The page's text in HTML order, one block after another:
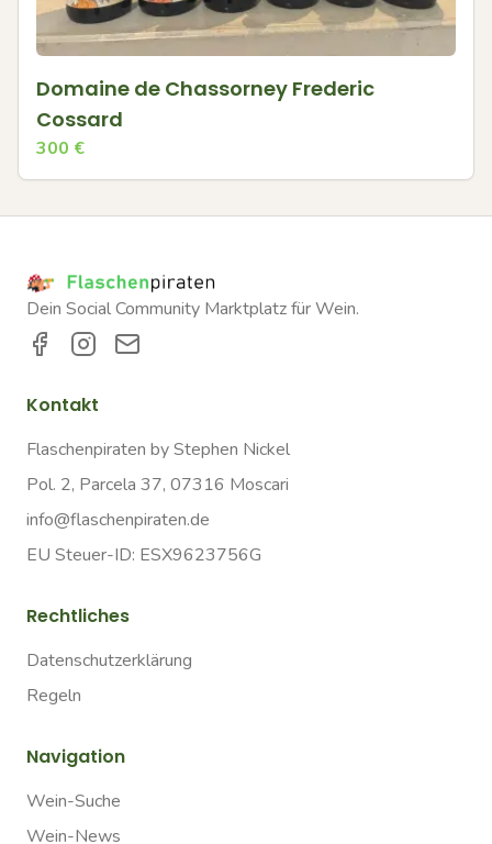
Domaine de Chassorney Frederic
Cossard
300 €
Dein Social Community Marktplatz für Wein.
Kontakt
Flaschenpiraten by Stephen Nickel
Pol. 2, Parcela 37, 07316 Moscari
info@flaschenpiraten.de
EU Steuer-ID: ESX9623756G
Rechtliches
Datenschutzerklärung
Regeln
Navigation
Wein-Suche
Wein-News